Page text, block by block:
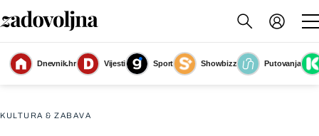
Dnevnik.hr Vijesti Sport Showbizz
Putovanja
Slika nije dostupna
KULTURA & ZABAVA